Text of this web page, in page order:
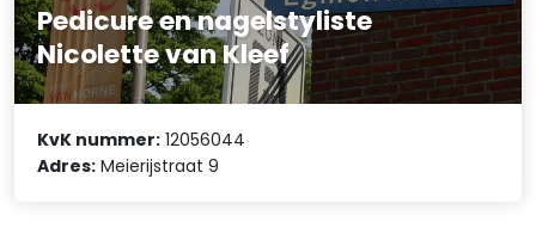
Pedicure en nagelstyliste
Nicolette van Kleef
KvK nummer: 12056044
Adres: Meierijstraat 9